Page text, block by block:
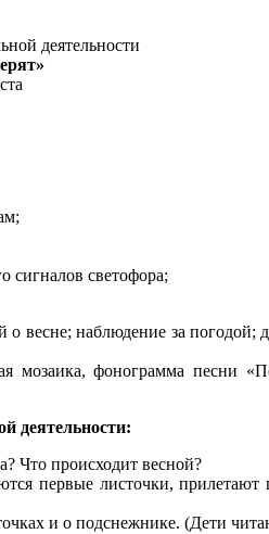
деятельности
сигналов светофора;
весне; наблюдение за
мозаика, фонограмма песни
деятельности:
Что происходит весной?
первые листочки,
и о подснежнике. (Дети